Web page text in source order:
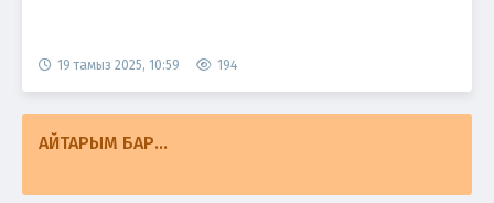
19 тамыз 2025, 10:59 194
АЙТАРЫМ БАР...